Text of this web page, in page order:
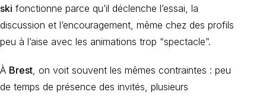
ski fonctionne parce qu’il déclenche l’essai, la
discussion et l’encouragement, même chez des profils
peu à l’aise avec les animations trop “spectacle”.
À Brest, on voit souvent les mêmes contraintes : peu
de temps de présence des invités, plusieurs